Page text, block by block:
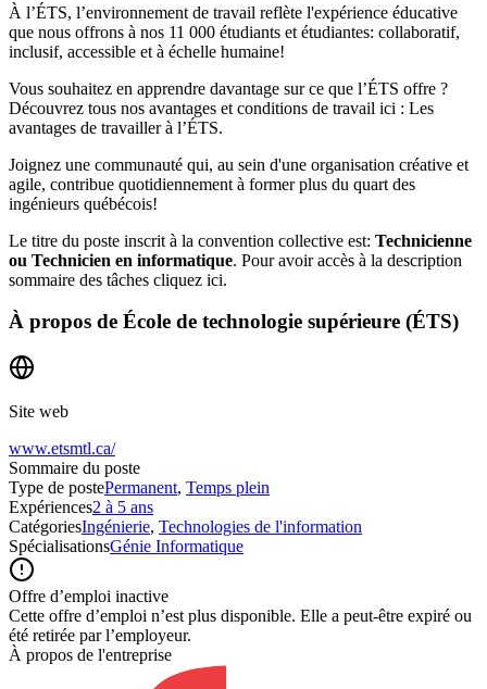
À l’ÉTS, l’environnement de travail reflète l'expérience éducative
que nous offrons à nos 11 000 étudiants et étudiantes: collaboratif,
inclusif, accessible et à échelle humaine!
Vous souhaitez en apprendre davantage sur ce que l’ÉTS offre ?
Découvrez tous nos avantages et conditions de travail ici : Les
avantages de travailler à l’ÉTS.
Joignez une communauté qui, au sein d'une organisation créative et
agile, contribue quotidiennement à former plus du quart des
ingénieurs québécois!
Le titre du poste inscrit à la convention collective est: Technicienne
ou Technicien en informatique. Pour avoir accès à la description
sommaire des tâches cliquez ici.
À propos de École de technologie supérieure (ÉTS)
Site web
www.etsmtl.ca/
Sommaire du poste
Type de postePermanent, Temps plein
Expériences2 à 5 ans
CatégoriesIngénierie, Technologies de l'information
SpécialisationsGénie Informatique
Offre d’emploi inactive
Cette offre d’emploi n’est plus disponible. Elle a peut-être expiré ou
été retirée par l’employeur.
À propos de l'entreprise